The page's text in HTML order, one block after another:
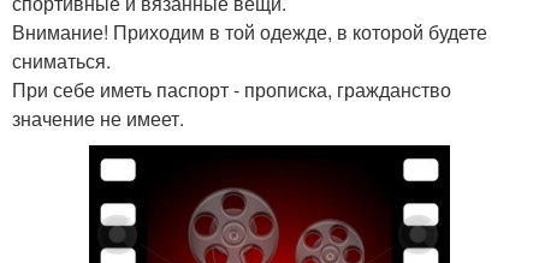
Внимание! Приходим в той одежде, в которой будете
сниматься.
При себе иметь паспорт - прописка, гражданство
значение не имеет.